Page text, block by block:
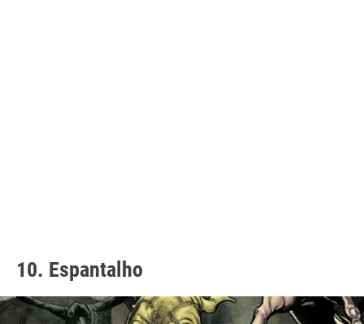
10. Espantalho